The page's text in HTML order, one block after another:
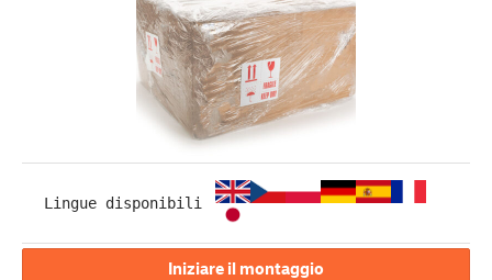
Lingue disponibili
Iniziare il montaggio